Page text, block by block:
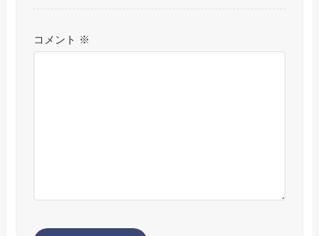
コメント ※